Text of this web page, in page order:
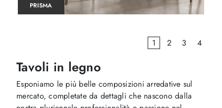
PRISMA
1 2 3 4
Tavoli in legno
Esponiamo le più belle composizioni arredative sul
mercato, completate da dettagli che nascono dalla